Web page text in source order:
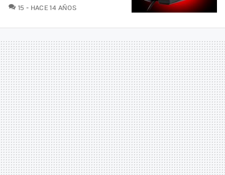
15 COMENTARIOS
HACE 14 AÑOS